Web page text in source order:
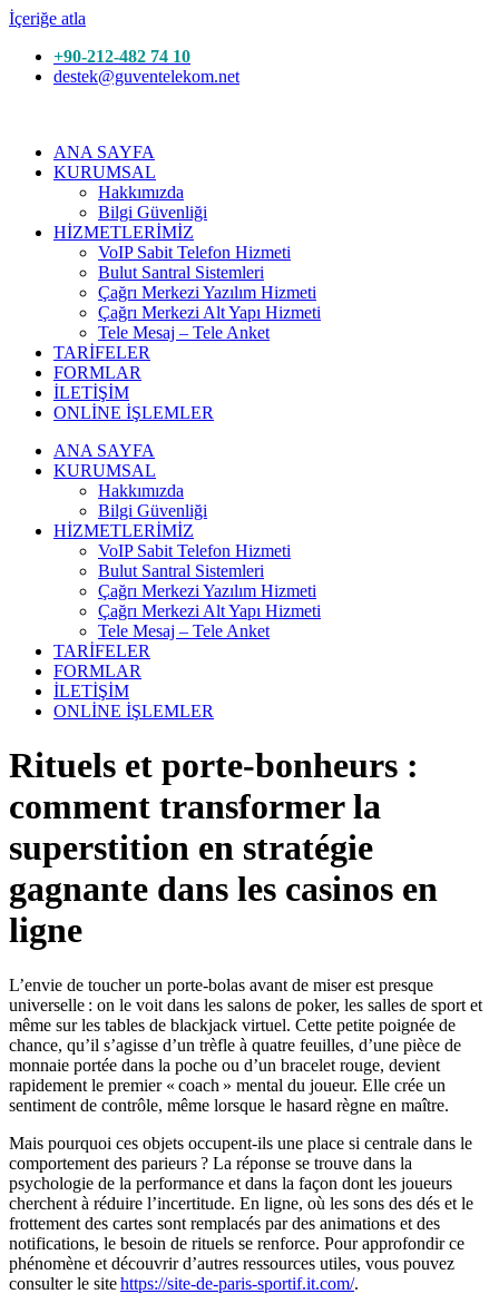
İçeriğe atla
+90-212-482 74 10
destek@guventelekom.net
ANA SAYFA
KURUMSAL
Hakkımızda
Bilgi Güvenliği
HİZMETLERİMİZ
VoIP Sabit Telefon Hizmeti
Bulut Santral Sistemleri
Çağrı Merkezi Yazılım Hizmeti
Çağrı Merkezi Alt Yapı Hizmeti
Tele Mesaj – Tele Anket
TARİFELER
FORMLAR
İLETİŞİM
ONLİNE İŞLEMLER
ANA SAYFA
KURUMSAL
Hakkımızda
Bilgi Güvenliği
HİZMETLERİMİZ
VoIP Sabit Telefon Hizmeti
Bulut Santral Sistemleri
Çağrı Merkezi Yazılım Hizmeti
Çağrı Merkezi Alt Yapı Hizmeti
Tele Mesaj – Tele Anket
TARİFELER
FORMLAR
İLETİŞİM
ONLİNE İŞLEMLER
Rituels et porte‑bonheurs :
comment transformer la
superstition en stratégie
gagnante dans les casinos en
ligne
L’envie de toucher un porte‑bolas avant de miser est presque
universelle : on le voit dans les salons de poker, les salles de sport et
même sur les tables de blackjack virtuel. Cette petite poignée de
chance, qu’il s’agisse d’un trèfle à quatre feuilles, d’une pièce de
monnaie portée dans la poche ou d’un bracelet rouge, devient
rapidement le premier « coach » mental du joueur. Elle crée un
sentiment de contrôle, même lorsque le hasard règne en maître.
Mais pourquoi ces objets occupent‑ils une place si centrale dans le
comportement des parieurs ? La réponse se trouve dans la
psychologie de la performance et dans la façon dont les joueurs
cherchent à réduire l’incertitude. En ligne, où les sons des dés et le
frottement des cartes sont remplacés par des animations et des
notifications, le besoin de rituels se renforce. Pour approfondir ce
phénomène et découvrir d’autres ressources utiles, vous pouvez
consulter le sitehttps://site-de-paris-sportif.it.com/.